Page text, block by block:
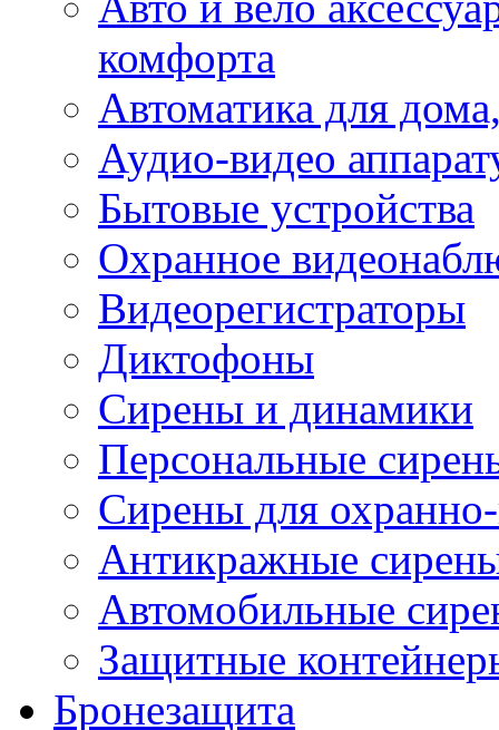
комфорта
Автоматика для
Аудио-видео
Бытовые устройства
Охранное
Видеорегистраторы
Диктофоны
Сирены и динамики
Персональные
Сирены для
Антикражные
Автомобильные
Защитные
Бронезащита